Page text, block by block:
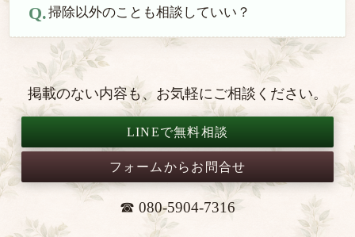
掃除以外のことも相談していい？
掲載のない内容も、お気軽にご相談ください。
LINEで無料相談
フォームからお問合せ
☎ 080-5904-7316